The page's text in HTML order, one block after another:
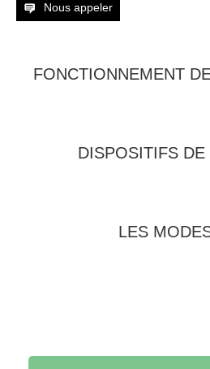
Nous appeler
FONCTIONNEMENT
DISPOSITIFS DE
LES